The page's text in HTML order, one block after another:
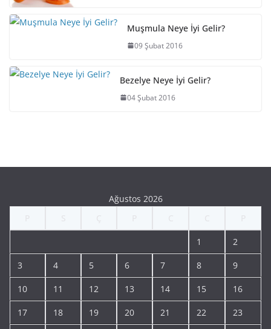
Muşmula Neye İyi Gelir?
09 Şubat 2016
Bezelye Neye İyi Gelir?
04 Şubat 2016
Ağustos 2026
1 2
3 4 5 6 7 8 9
10 11 12 13 14 15 16
17 18 19 20 21 22 23